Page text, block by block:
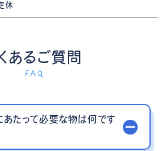
休
あるご質問
FAQ
あたって必要な物は何です